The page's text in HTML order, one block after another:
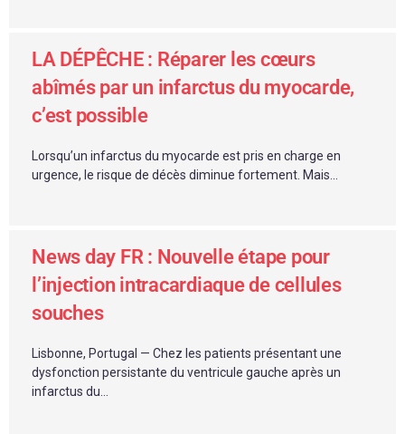
LA DÉPÊCHE : Réparer les cœurs
abîmés par un infarctus du myocarde,
c’est possible
Lorsqu’un infarctus du myocarde est pris en charge en
urgence, le risque de décès diminue fortement. Mais...
News day FR : Nouvelle étape pour
l’injection intracardiaque de cellules
souches
Lisbonne, Portugal — Chez les patients présentant une
dysfonction persistante du ventricule gauche après un
infarctus du...